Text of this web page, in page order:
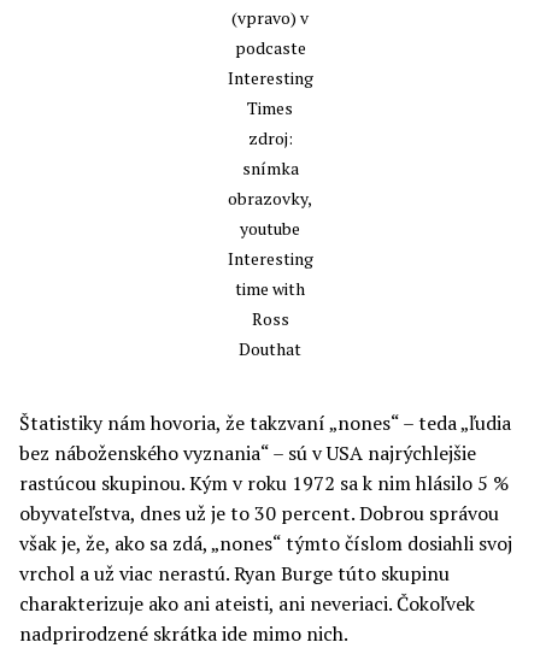
(vpravo) v
podcaste
Interesting
Times
zdroj:
snímka
obrazovky,
youtube
Interesting
time with
Ross
Douthat
Štatistiky nám hovoria, že takzvaní „nones“ – teda „ľudia
bez náboženského vyznania“ – sú v USA najrýchlejšie
rastúcou skupinou. Kým v roku 1972 sa k nim hlásilo 5 %
obyvateľstva, dnes už je to 30 percent. Dobrou správou
však je, že, ako sa zdá, „nones“ týmto číslom dosiahli svoj
vrchol a už viac nerastú. Ryan Burge túto skupinu
charakterizuje ako ani ateisti, ani neveriaci. Čokoľvek
nadprirodzené skrátka ide mimo nich.